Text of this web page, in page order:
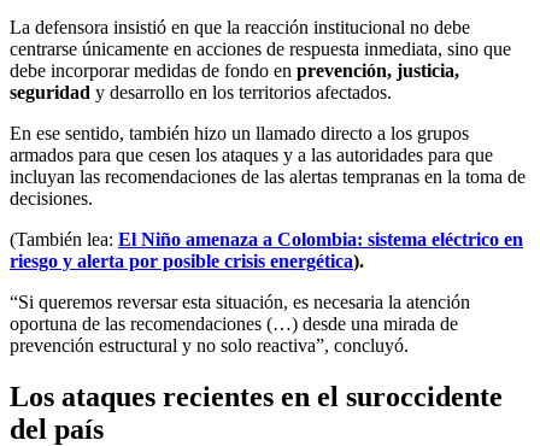
La defensora insistió en que la reacción institucional no debe
centrarse únicamente en acciones de respuesta inmediata, sino que
debe incorporar medidas de fondo en prevención, justicia,
seguridad y desarrollo en los territorios afectados.
En ese sentido, también hizo un llamado directo a los grupos
armados para que cesen los ataques y a las autoridades para que
incluyan las recomendaciones de las alertas tempranas en la toma de
decisiones.
(También lea: El Niño amenaza a Colombia: sistema eléctrico en
riesgo y alerta por posible crisis energética).
“Si queremos reversar esta situación, es necesaria la atención
oportuna de las recomendaciones (…) desde una mirada de
prevención estructural y no solo reactiva”, concluyó.
Los ataques recientes en el suroccidente
del país